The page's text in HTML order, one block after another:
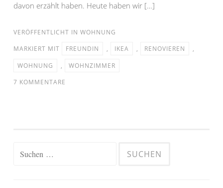
davon erzählt haben. Heute haben wir […]
VERÖFFENTLICHT IN WOHNUNG
MARKIERT MIT
FREUNDIN , IKEA , RENOVIEREN
,
WOHNUNG
,
WOHNZIMMER
7 KOMMENTARE
Suchen